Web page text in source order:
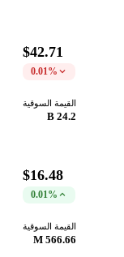
$42.71
0.01%
القيمة السوقية
24.2 B
$16.48
0.01%
القيمة السوقية
566.66 M